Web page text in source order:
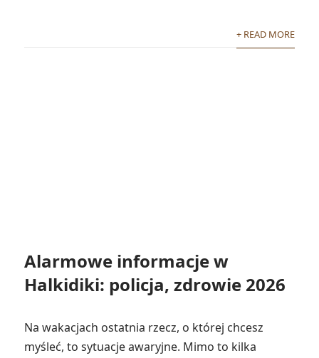
+ READ MORE
Alarmowe informacje w
Halkidiki: policja, zdrowie 2026
Na wakacjach ostatnia rzecz, o której chcesz
myśleć, to sytuacje awaryjne. Mimo to kilka